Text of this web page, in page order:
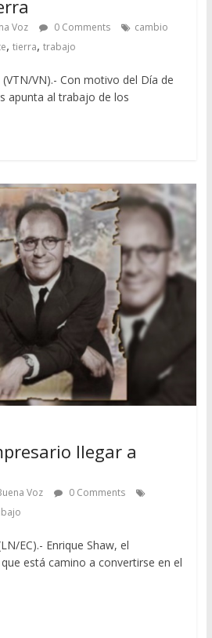
Voz 0 Comments
cambio
, tierra, trabajo
VN).- Con motivo del Día de
apunta al trabajo de los
llegar a
Voz
0 Comments
EC).- Enrique Shaw, el
está camino a convertirse en el